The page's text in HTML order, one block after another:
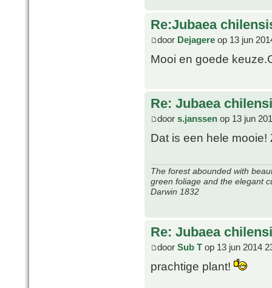
Re:Jubaea
door Dejagere op 13 jun
Mooi en goede
Re: Jubaea
door s.janssen op 13 jun
Dat is een hele mooie!
The forest abounded with
green foliage and the elegant
Darwin 1832
Re: Jubaea
door Sub T op 13 jun 2014
prachtige plant!